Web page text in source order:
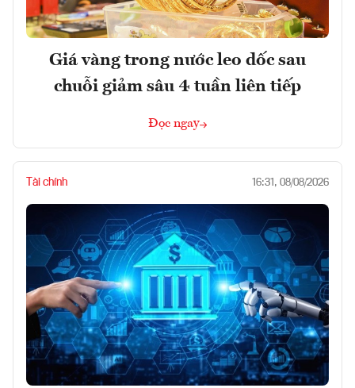
Giá vàng trong nước leo dốc sau
chuỗi giảm sâu 4 tuần liên tiếp
Đọc ngay
Tài chính 16:31, 08/08/2026